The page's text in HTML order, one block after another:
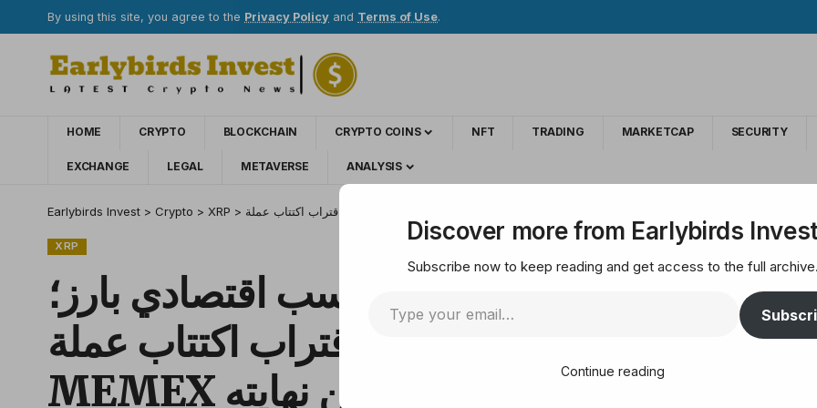
By using this site, you agree to the Privacy Policy and Terms of Use.
HOME CRYPTO BLOCKCHAIN CRYPTO COINS NFT TRADING MARKETCAP SECURITY
EXCHANGE LEGAL METAVERSE ANALYSIS
Earlybirds Invest > Crypto > XRP >
XRP
الأخير “خطوة ضرورية” بحسب اقتصادي بارز؛
أسعار العملات الرقمية مع اقتراب اكتتاب عملة
MEMEX من نهايته
Discover more from Earlybirds
Subscribe now to keep reading and get access to the full archive.
Continue reading